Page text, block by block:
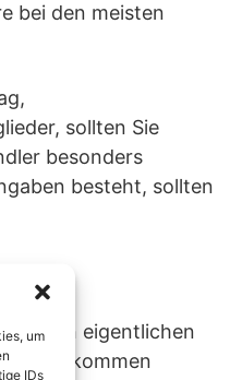
bei den meisten
sollten Sie
besonders
besteht, sollten
für den eigentlichen
Einkommen
um
IDs